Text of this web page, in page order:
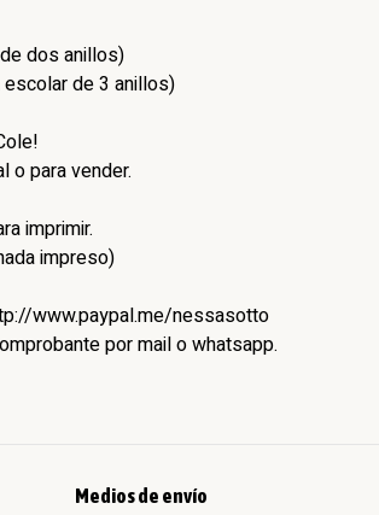
dos anillos)
escolar de 3 anillos)
o para vender.
imprimir.
impreso)
www.paypal.me/nessasotto
por mail o whatsapp.
Medios de envío